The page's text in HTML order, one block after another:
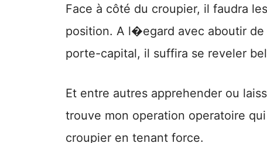
Face à côté du croupier, il faudra
position. A l�egard avec aboutir
porte-capital, il suffira se reveler
Et entre autres apprehender ou
trouve mon operation operatoire
croupier en tenant force.